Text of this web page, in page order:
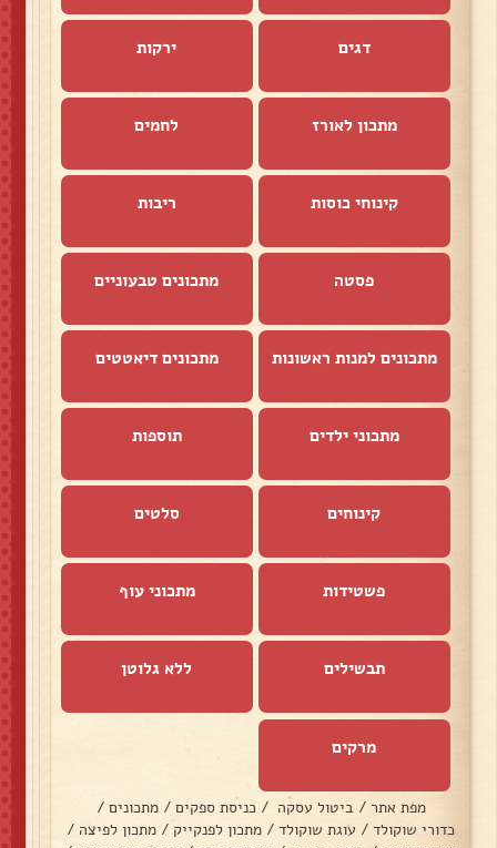
דגים ירקות
מתכון לאורז לחמים
קינוחי כוסות ריבות
פסטה מתכונים טבעוניים
מתכונים למנות ראשונות מתכונים דיאטטים
מתכוני ילדים תוספות
קינוחים סלטים
פשטידות מתכוני עוף
תבשילים ללא גלוטן
מרקים
מפת אתר / ביטול עסקה / כניסת ספקים / מתכונים /
כדורי שוקולד / עוגת שוקולד / מתכון לפנקייק / מתכון לפיצה /